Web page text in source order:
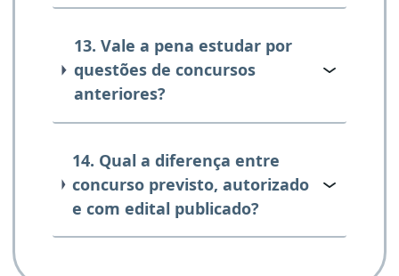
13. Vale a pena estudar por
questões de concursos
anteriores?
14. Qual a diferença entre
concurso previsto, autorizado
e com edital publicado?